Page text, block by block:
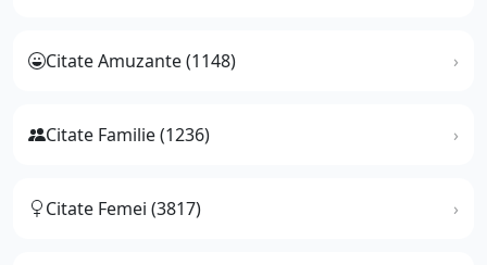
Citate Amuzante (1148)
Citate Familie (1236)
Citate Femei (3817)